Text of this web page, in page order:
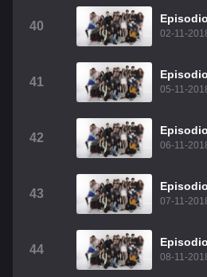
40
02-11-
41
05-11-
42
06-11-
43
07-11-
44
08-11-